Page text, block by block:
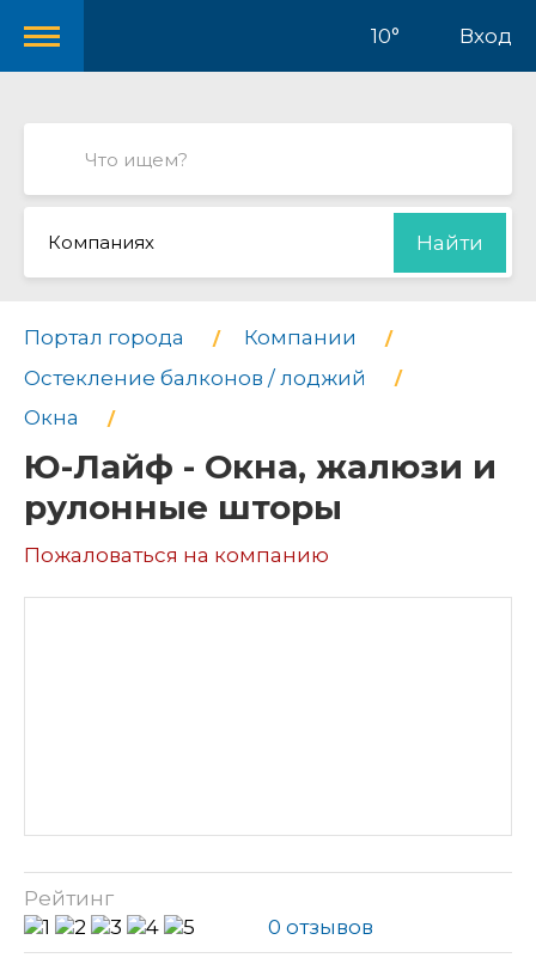
10° Вход
Компаниях Найти
Портал города
Компании
Остекление балконов / лоджий
Окна
Ю-Лайф - Окна, жалюзи и
рулонные шторы
Пожаловаться на компанию
Рейтинг
0 отзывов